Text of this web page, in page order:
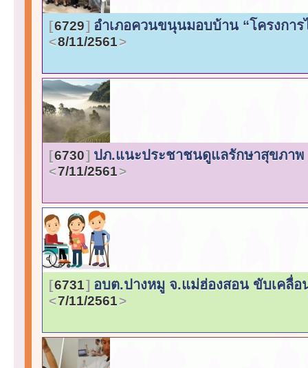
6729 อำเภอควนขนุนมอบบ้าน “โครงกา
8/11/2561
6730 ปภ.แนะประชาชนดูแลรักษาสุขภา
7/11/2561
6731 อบต.ปางหมู จ.แม่ฮ่องสอน ขับเคลื่
7/11/2561